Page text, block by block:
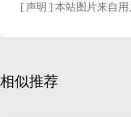
[ 声明 ] 本站图片来自
相似推荐